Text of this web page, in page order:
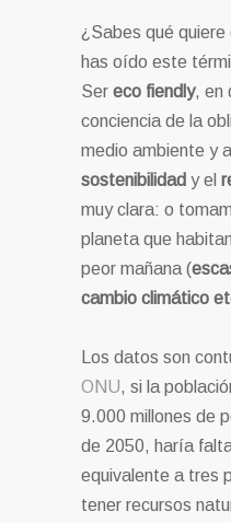
¿Sabes qué
has oído este
Ser eco fiendly, en
conciencia de la
medio ambiente y
sostenibilidad y el
muy clara: o
planeta que
peor mañana (
cambio climático
Los datos son
ONU, si la
9.000 millones de
de 2050, haría
equivalente a tres
tener recursos